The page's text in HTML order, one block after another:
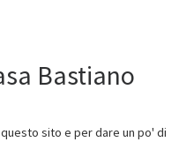
Bastiano
sito e per dare un po' di